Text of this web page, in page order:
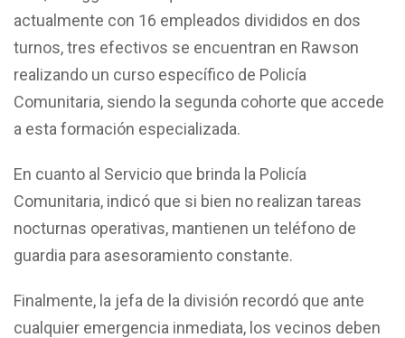
actualmente con 16 empleados divididos en dos
turnos, tres efectivos se encuentran en Rawson
realizando un curso específico de Policía
Comunitaria, siendo la segunda cohorte que accede
a esta formación especializada.
En cuanto al Servicio que brinda la Policía
Comunitaria, indicó que si bien no realizan tareas
nocturnas operativas, mantienen un teléfono de
guardia para asesoramiento constante.
Finalmente, la jefa de la división recordó que ante
cualquier emergencia inmediata, los vecinos deben